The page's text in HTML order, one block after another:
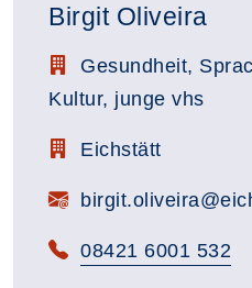
Birgit Oliveira
Stellenbezeichnung:
Gesundheit,
Kultur, junge vhs
Zimmerbezeichnung:
Eichstätt
E-Mail:
Telefon:
08421 6001 532